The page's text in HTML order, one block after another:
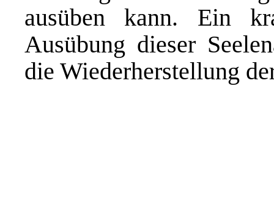
ausüben kann. Ein
Ausübung dieser
die Wiederherstellung